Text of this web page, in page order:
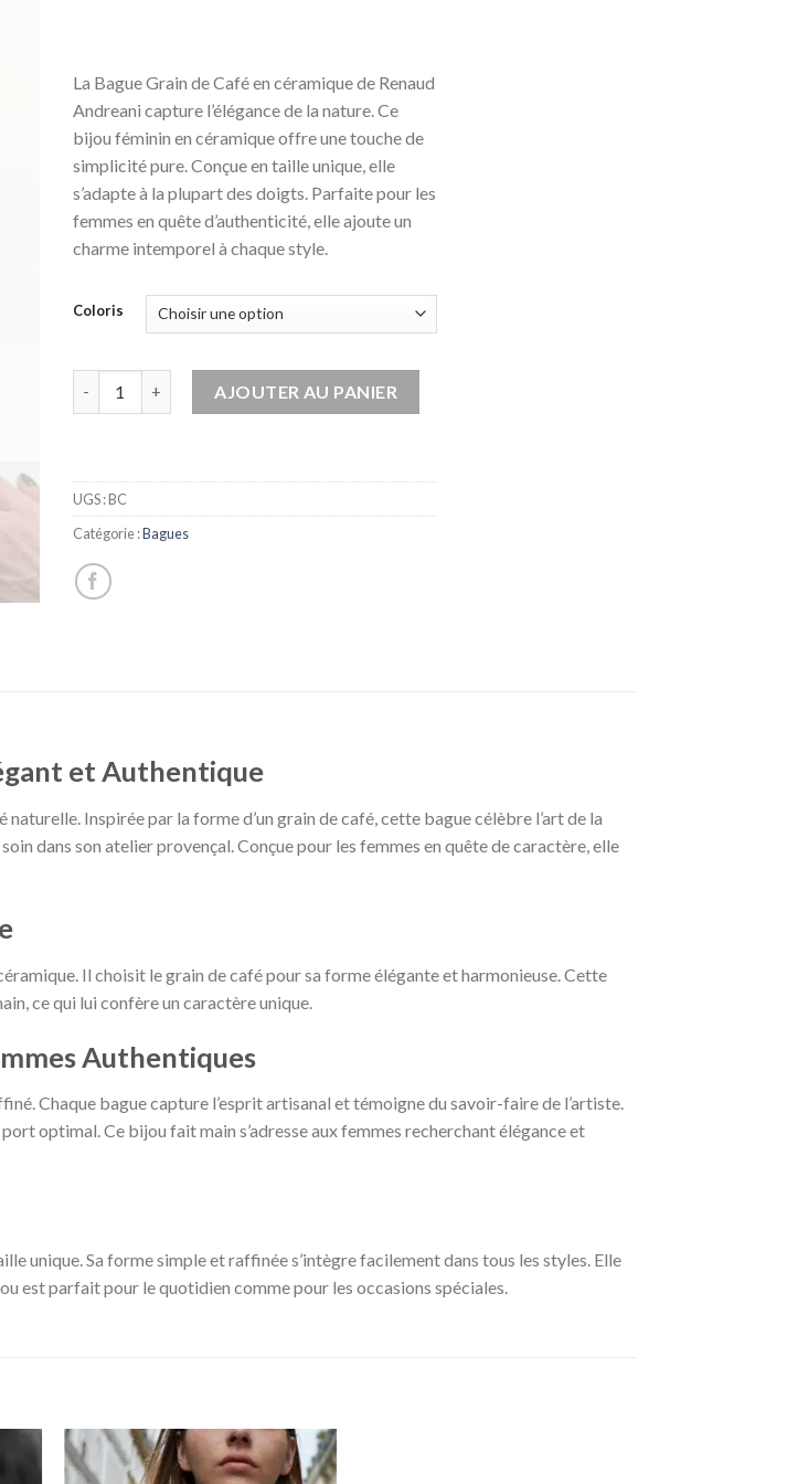
La Bague Grain de Café en céramique de Renaud
Andreani capture l’élégance de la nature. Ce
bijou féminin en céramique offre une touche de
simplicité pure. Conçue en taille unique, elle
s’adapte à la plupart des doigts. Parfaite pour les
femmes en quête d’authenticité, elle ajoute un
charme intemporel à chaque style.
Coloris
AJOUTER AU PANIER
UGS :BC
Catégorie :Bagues
et Authentique
Inspirée par la forme d’un grain de café, cette bague célèbre l’art de la
dans son atelier provençal. Conçue pour les femmes en quête de caractère, elle
Il choisit le grain de café pour sa forme élégante et harmonieuse. Cette
ce qui lui confère un caractère unique.
Authentiques
Chaque bague capture l’esprit artisanal et témoigne du savoir-faire de l’artiste.
optimal. Ce bijou fait main s’adresse aux femmes recherchant élégance et
unique. Sa forme simple et raffinée s’intègre facilement dans tous les styles. Elle
est parfait pour le quotidien comme pour les occasions spéciales.